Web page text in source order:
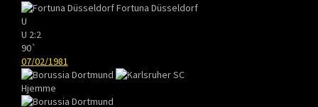
Fortuna Düsseldorf
U
U 2:2
90`
07/02/1981
Hjemme